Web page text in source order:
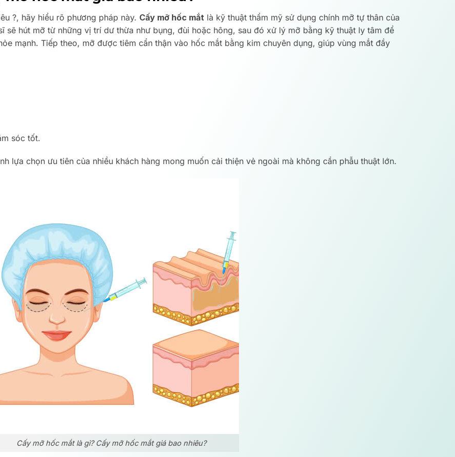
?, hãy hiểu rõ phương pháp này. Cấy mỡ hốc mắt là kỹ thuật thẩm mỹ sử dụng chính mỡ tự thân của
sẽ hút mỡ từ những vị trí dư thừa như bụng, đùi hoặc hông, sau đó xử lý mỡ bằng kỹ thuật ly tâm để
mạnh. Tiếp theo, mỡ được tiêm cẩn thận vào hốc mắt bằng kim chuyên dụng, giúp vùng mắt đầy
sóc tốt.
lựa chọn ưu tiên của nhiều khách hàng mong muốn cải thiện vẻ ngoài mà không cần phẫu thuật lớn.
Cấy mỡ hốc mắt là gì? Cấy mỡ hốc mắt giá bao nhiêu?